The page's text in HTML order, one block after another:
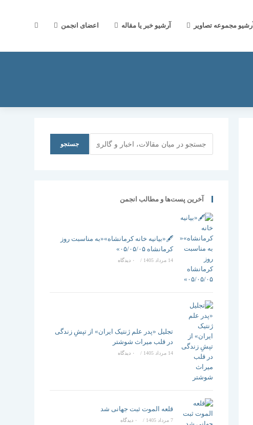
آرشیو مجموعه تصاویر آرشیو خبر یا مقاله اعضای انجمن جستجوی
جستجو
آخرین پست‌ها و مطالب انجمن
🖋️«بیانیه خانه کرمانشاه»«به مناسبت روز
کرمانشاه ۰۵/۰۵/۰۵»
14 مرداد 1405 / ۰ دیدگاه
تجلیل «پدر علم ژنتیک ایران» از تپشِ زندگی
در قلب میراث شوشتر
14 مرداد 1405 / ۰ دیدگاه
قلعه الموت ثبت جهانی شد
7 مرداد 1405 / ۰ دیدگاه